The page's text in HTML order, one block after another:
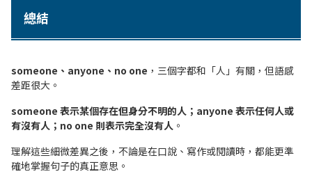
總結
someone、anyone、no one ，三個字都和「人」有關，但語感
差距很大。
someone 表示某個存在但身分不明的人；anyone 表示任何人或
有沒有人；no one 則表示完全沒有人 。
理解這些細微差異之後，不論是在口說、寫作或閱讀時，都能更準
確地掌握句子的真正意思。